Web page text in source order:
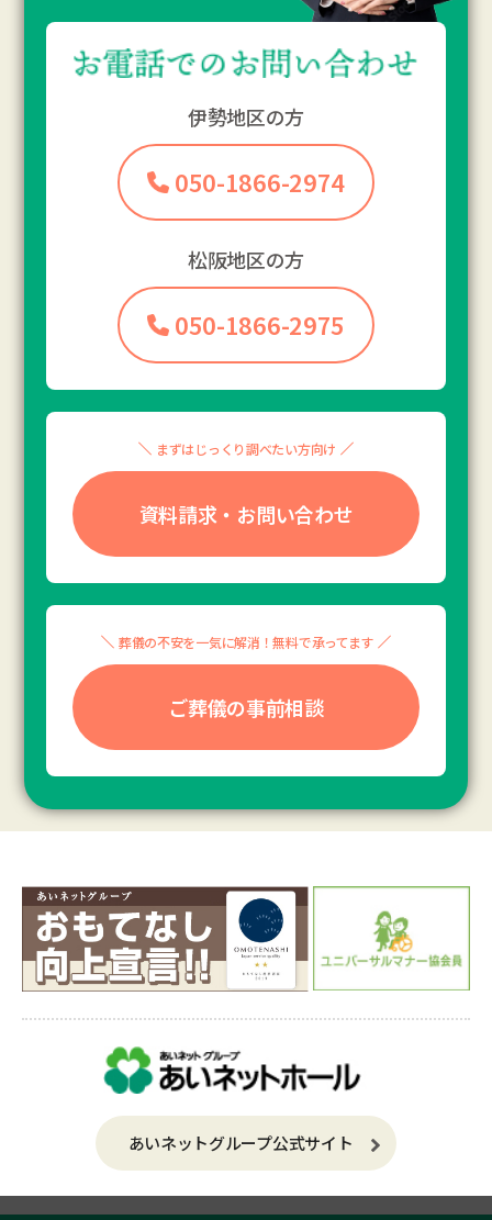
伊勢地区の方
050-1866-2974
松阪地区の方
050-1866-2975
まずはじっくり調べたい方向け
資料請求・お問い合わせ
葬儀の不安を一気に解消！無料で承ってます
ご葬儀の事前相談
あいネットグループ公式サイト